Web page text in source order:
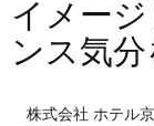
イメー
ンス気
株式会社 ホテル